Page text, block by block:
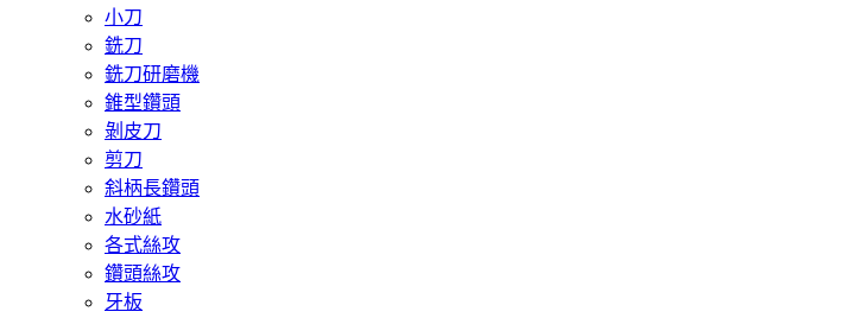
小刀
銑刀
銑刀研磨機
錐型鑽頭
剝皮刀
剪刀
斜柄長鑽頭
水砂紙
各式絲攻
鑽頭絲攻
牙板